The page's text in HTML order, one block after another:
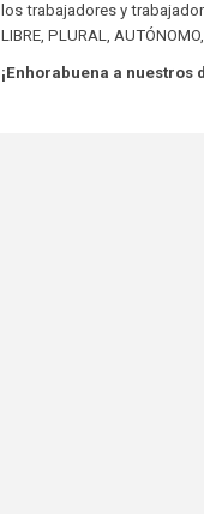
los trabajadores y
LIBRE, PLURAL,
¡Enhorabuena a nuestros